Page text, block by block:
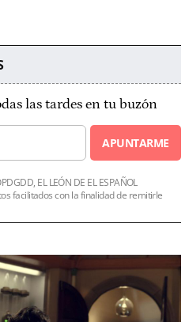
las tardes en tu buzón
APUNTARME
EL LEÓN DE EL ESPAÑOL
facilitados con la finalidad de remitirle